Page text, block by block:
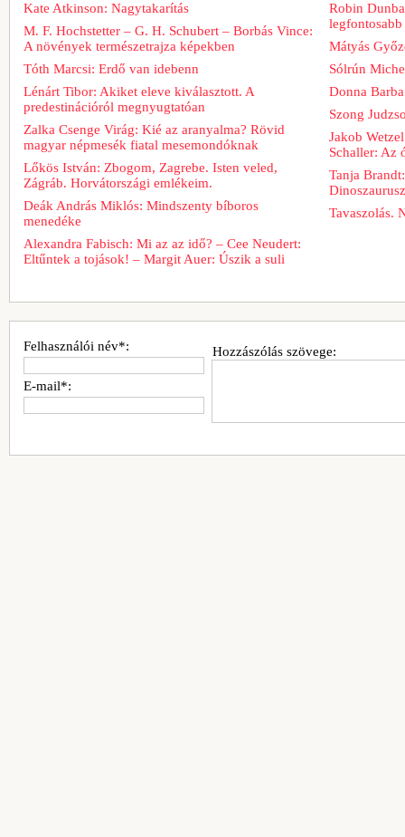
Kate Atkinson: Nagytakarítás
M. F. Hochstetter – G. H. Schubert – Borbás Vince:
A növények természetrajza képekben
Tóth Marcsi: Erdő van idebenn
Lénárt Tibor: Akiket eleve kiválasztott. A
predestinációról megnyugtatóan
Zalka Csenge Virág: Kié az aranyalma? Rövid
magyar népmesék fiatal mesemondóknak
Lőkös István: Zbogom, Zagrebe. Isten veled,
Zágráb. Horvátországi emlékeim.
Deák András Miklós: Mindszenty bíboros
menedéke
Alexandra Fabisch: Mi az az idő? – Cee Neudert:
Eltűntek a tojások! – Margit Auer: Úszik a suli
Robin
Mátyás
Sólrún
Donna
Szong
Jakob
Schaller: Az
Tanja
Tavaszolás.
Hozzászólás szövege:
Felhasználói név*:
E-mail*: